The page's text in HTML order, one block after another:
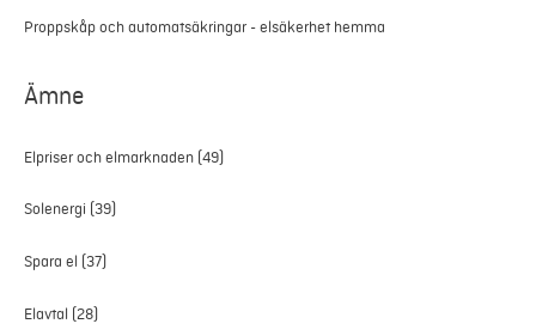
Proppskåp och automatsäkringar - elsäkerhet hemma
Ämne
Elpriser och elmarknaden (49)
Solenergi (39)
Spara el (37)
Elavtal (28)